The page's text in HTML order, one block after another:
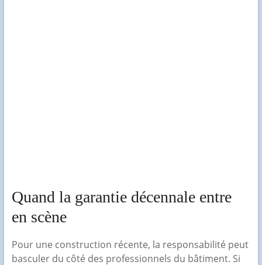
Quand la garantie décennale entre
en scène
Pour une construction récente, la responsabilité peut
basculer du côté des professionnels du bâtiment. Si